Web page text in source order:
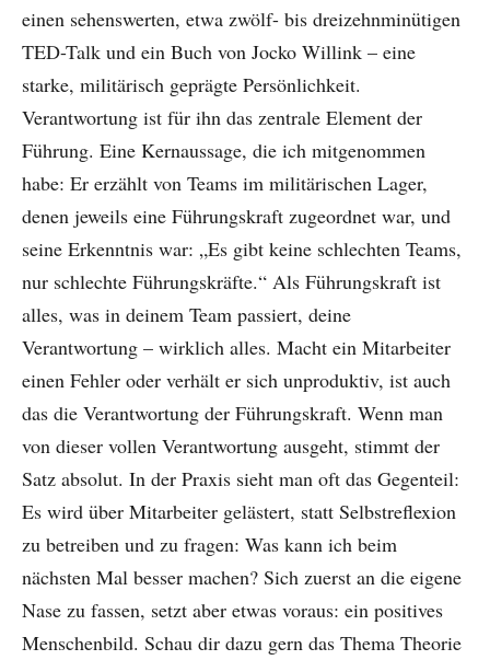
einen sehenswerten, etwa zwölf- bis dreizehnminütigen
TED-Talk und ein Buch von Jocko Willink – eine
starke, militärisch geprägte Persönlichkeit.
Verantwortung ist für ihn das zentrale Element der
Führung. Eine Kernaussage, die ich mitgenommen
habe: Er erzählt von Teams im militärischen Lager,
denen jeweils eine Führungskraft zugeordnet war, und
seine Erkenntnis war: „Es gibt keine schlechten Teams,
nur schlechte Führungskräfte.“ Als Führungskraft ist
alles, was in deinem Team passiert, deine
Verantwortung – wirklich alles. Macht ein Mitarbeiter
einen Fehler oder verhält er sich unproduktiv, ist auch
das die Verantwortung der Führungskraft. Wenn man
von dieser vollen Verantwortung ausgeht, stimmt der
Satz absolut. In der Praxis sieht man oft das Gegenteil:
Es wird über Mitarbeiter gelästert, statt Selbstreflexion
zu betreiben und zu fragen: Was kann ich beim
nächsten Mal besser machen? Sich zuerst an die eigene
Nase zu fassen, setzt aber etwas voraus: ein positives
Menschenbild. Schau dir dazu gern das Thema Theorie